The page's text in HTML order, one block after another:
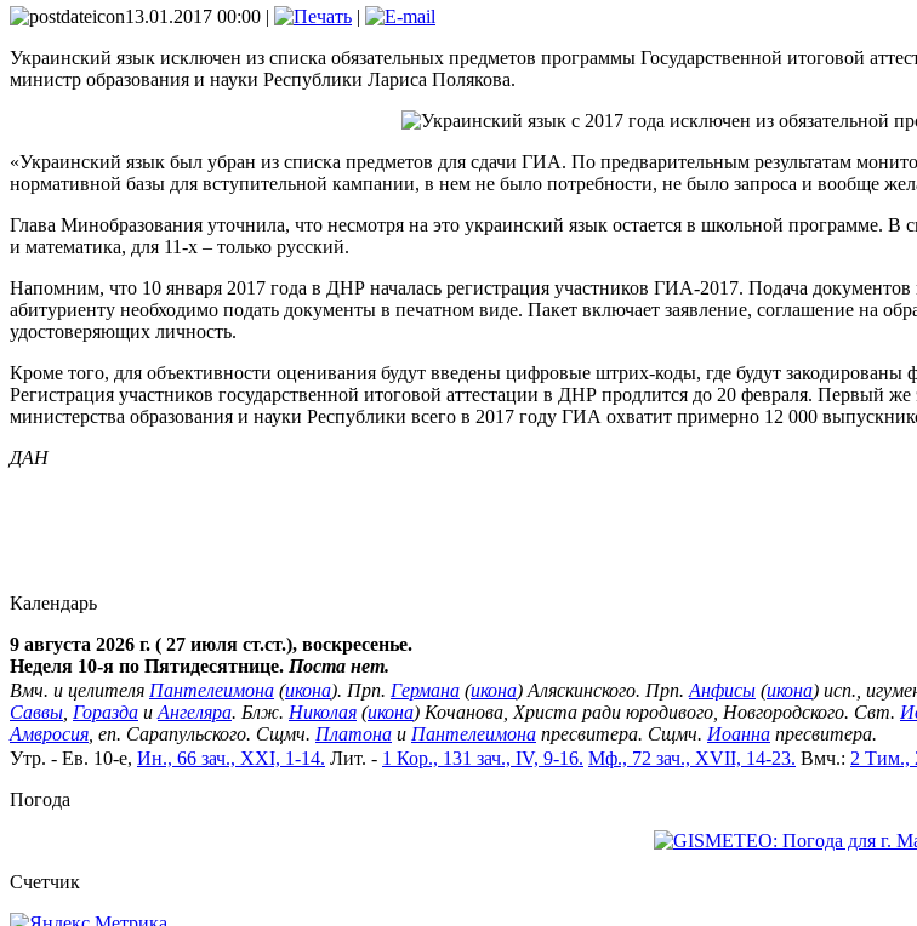
13.01.2017 00:00 |
|
Украинский язык исключен из списка обязательных предметов программы Государственной итоговой
министр образования и науки Республики Лариса Полякова.
«Украинский язык был убран из списка предметов для сдачи ГИА. По предварительным результатам
нормативной базы для вступительной кампании, в нем не было потребности, не было запроса и вообще
Глава Минобразования уточнила, что несмотря на это украинский язык остается в школьной программе. В
и математика, для 11-х – только русский.
Напомним, что 10 января 2017 года в ДНР началась регистрация участников ГИА-2017. Подача
абитуриенту необходимо подать документы в печатном виде. Пакет включает заявление, соглашение на
удостоверяющих личность.
Кроме того, для объективности оценивания будут введены цифровые штрих-коды, где будут
Регистрация участников государственной итоговой аттестации в ДНР продлится до 20 февраля. Первый
министерства образования и науки Республики всего в 2017 году ГИА охватит примерно 12 000
ДАН
Календарь
9 августа 2026 г. ( 27 июля ст.ст.), воскресенье.
Неделя 10-я по Пятидесятнице. Поста нет.
Вмч. и целителя Пантелеимона (икона). Прп. Германа (икона) Аляскинского. Прп. Анфисы (икона) исп.,
Саввы Горазда и Ангеляра. Блж. Николая (икона) Кочанова, Христа ради юродивого, Новгородского. Свт.
Амвросия , еп. Сарапульского. Сщмч. Платона и Пантелеимона пресвитера. Сщмч. Иоанна пресвитера.
Утр. - Ев. 10-е, Ин., 66 зач., XXI, 1-14. Лит. - 1 Кор., 131 зач., IV, 9-16. Мф., 72 зач., XVII, 14-23. Вмч.: 2 Тим.,
Погода
Cчетчик